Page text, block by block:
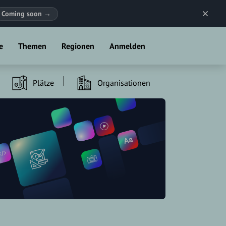
Coming soon →
Themen Regionen Anmelden
Plätze Organisationen